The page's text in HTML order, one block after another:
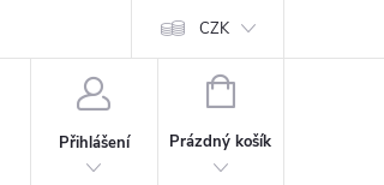
CZK
Přihlášení
NÁKUPNÍ
Prázdný košík